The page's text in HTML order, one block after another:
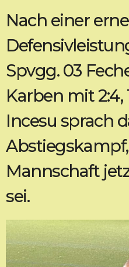
Nach einer
Spvgg. 03
Karben mit
Incesu sprach
Mannschaft
sei.